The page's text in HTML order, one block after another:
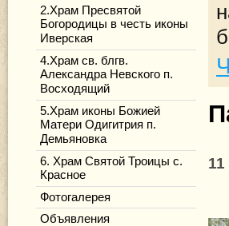
2.Храм Пресвятой
Богородицы в честь иконы
Иверская
4.Храм св. блгв.
Александра Невского п.
Восходящий
5.Храм иконы Божией
Матери Одигитрия п.
Демьяновка
6. Храм Святой Троицы с.
Красное
Фотогалерея
Объявления